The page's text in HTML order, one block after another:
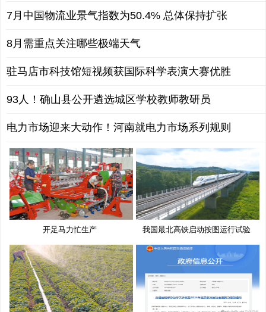
7月中国物流业景气指数为50.4% 总体保持扩张
8月需重点关注哪些极端天气
驻马店市科技馆短视频获国际科学表演大赛优胜
93人！确山县公开遴选城区学校教师教研员
电力市场迎来大动作！河南就电力市场系列规则
开足马力忙生产 我国最北高铁启动按图运行试验